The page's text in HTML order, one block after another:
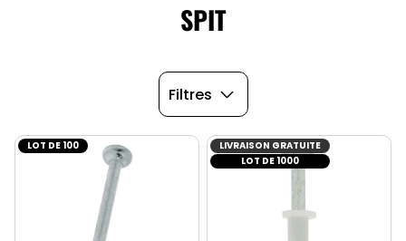
SPIT
Filtres
LOT DE 100
LIVRAISON GRATUITE
LOT DE 1000